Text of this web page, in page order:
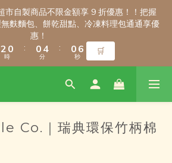
市自製商品不限金額享 9 折優惠！！把握
麩麵包、餅乾甜點、冷凍料理包通通享優
惠！
5
4
2
1
3
2
0
時
:
3
1
0
7
6
5
4
3
0
分
:
3
2
0
9
6
5
2
0
秒
🛒
市自製商品不限金額享 9 折優惠！！把握
麩麵包、餅乾甜點、冷凍料理包通通享優
惠！
5
4
2
1
3
2
0
時
:
3
1
0
7
6
5
4
3
0
分
:
3
2
0
9
6
5
2
0
秒
🛒
9
9
9
Co.｜瑞典環保竹柄棉